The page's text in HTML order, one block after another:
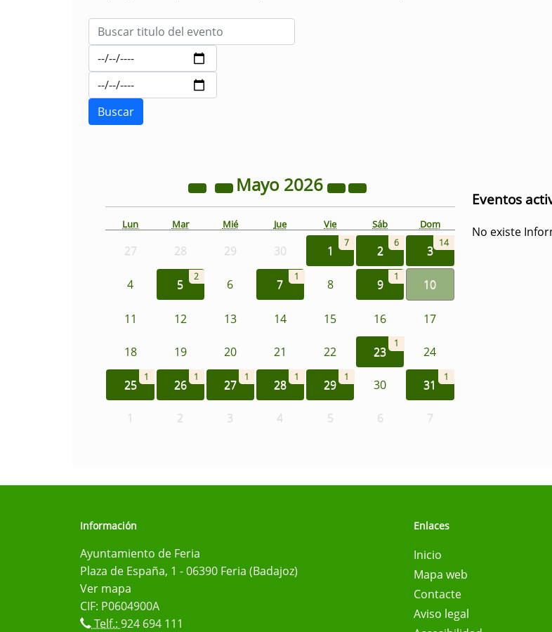
Mayo 2026
Lun Mar Mié Jue Vie Sáb Dom
27 28 29 30 1
7
2
6
3
14
4 5
2
6 7
1
8 9
1
10
11 12 13 14 15 16 17
18 19 20 21 22 23
1
24
25
1
26
1
27
1
28
1
29
1
30 31
1
1 2 3 4 5 6 7
Eventos
No existe
Información
Ayuntamiento de Feria
Plaza de España, 1 - 06390 Feria (Badajoz)
Ver mapa
CIF: P0604900A
Telf.: 924 694 111
Enlaces
Inicio
Mapa web
Contacte
Aviso legal